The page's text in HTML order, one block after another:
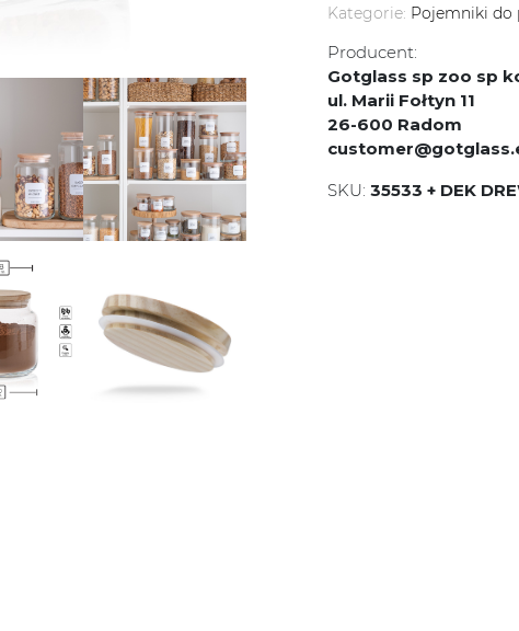
Kategorie: Pojemniki do
Producent:
Gotglass sp zoo sp
ul. Marii Fołtyn 11
26-600 Radom
SKU:35533 + DEK